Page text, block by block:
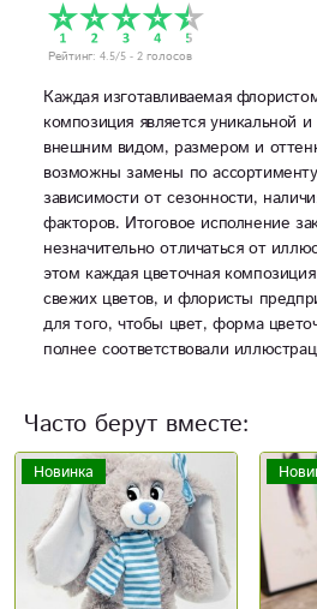
Рейтинг: 4.5/5 - 2 голосов
Каждая изготавливаемая
композиция является уникальной
внешним видом, размером и
возможны замены по
зависимости от сезонности,
факторов. Итоговое исполнение
незначительно отличаться от
этом каждая цветочная композиция
свежих цветов, и флористы
для того, чтобы цвет, форма
полнее соответствовали
Часто берут вместе:
Новинка
Акция